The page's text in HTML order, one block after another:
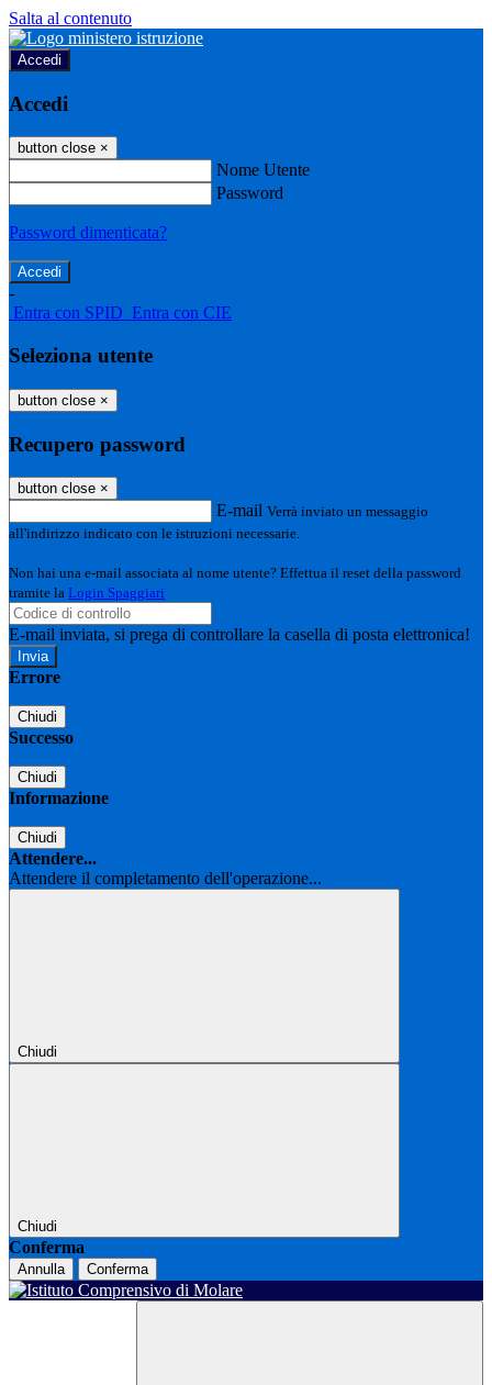
Salta al contenuto
Accedi
Accedi
button close ×
Nome Utente
Password
Password dimenticata?
-
Entra con SPID Entra con CIE
Seleziona utente
button close ×
Recupero password
button close ×
E-mail Verrà inviato un messaggio
all'indirizzo indicato con le istruzioni necessarie.
Non hai una e-mail associata al nome utente? Effettua il reset della password
tramite la Login Spaggiari
E-mail inviata, si prega di controllare la casella di posta elettronica!
Errore
Chiudi
Successo
Chiudi
Informazione
Chiudi
Attendere...
Attendere il completamento dell'operazione...
Chiudi
Chiudi
Conferma
Annulla Conferma